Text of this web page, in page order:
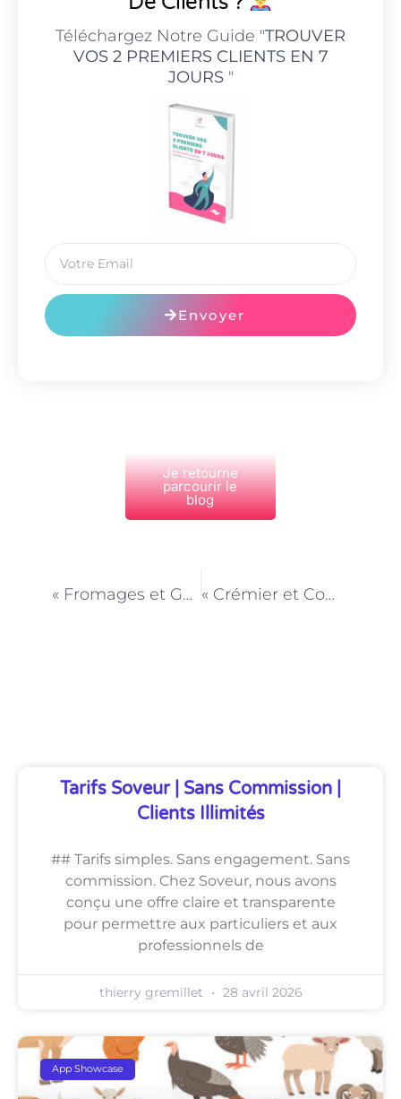
Téléchargez Notre Guide "TROUVER
VOS 2 PREMIERS CLIENTS EN 7
JOURS"
Envoyer
Je retourne
parcourir le
blog
« Fromages et Gestion des Allergies Alimentaires : Conseils du Crémier » « Crémier et Communication avec les Clients : Conseils et Échanges »
Tarifs Soveur | Sans Commission |
Clients Illimités
## Tarifs simples. Sans engagement. Sans
commission. Chez Soveur, nous avons
conçu une offre claire et transparente
pour permettre aux particuliers et aux
professionnels de
thierry gremillet 28 avril 2026
App Showcase